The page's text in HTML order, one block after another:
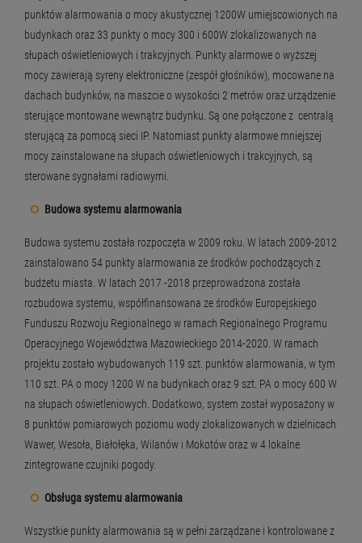
punktów alarmowania o mocy akustycznej 1200W umiejscowionych na
budynkach oraz 33 punkty o mocy 300 i 600W zlokalizowanych na
słupach oświetleniowych i trakcyjnych. Punkty alarmowe o wyższej
mocy zawierają syreny elektroniczne (zespół głośników), mocowane na
dachach budynków, na maszcie o wysokości 2 metrów oraz urządzenie
sterujące montowane wewnątrz budynku. Są one połączone z centralą
sterującą za pomocą sieci IP. Natomiast punkty alarmowe mniejszej
mocy zainstalowane na słupach oświetleniowych i trakcyjnych, są
sterowane sygnałami radiowymi.
Budowa systemu alarmowania
Budowa systemu została rozpoczęta w 2009 roku. W latach 2009-2012
zainstalowano 54 punkty alarmowania ze środków pochodzących z
budżetu miasta. W latach 2017 -2018 przeprowadzona została
rozbudowa systemu, współfinansowana ze środków Europejskiego
Funduszu Rozwoju Regionalnego w ramach Regionalnego Programu
Operacyjnego Województwa Mazowieckiego 2014-2020. W ramach
projektu zostało wybudowanych 119 szt. punktów alarmowania, w tym
110 szt. PA o mocy 1200 W na budynkach oraz 9 szt. PA o mocy 600 W
na słupach oświetleniowych. Dodatkowo, system został wyposażony w
8 punktów pomiarowych poziomu wody zlokalizowanych w dzielnicach
Wawer, Wesoła, Białołęka, Wilanów i Mokotów oraz w 4 lokalne
zintegrowane czujniki pogody.
Obsługa systemu alarmowania
Wszystkie punkty alarmowania są w pełni zarządzane i kontrolowane z